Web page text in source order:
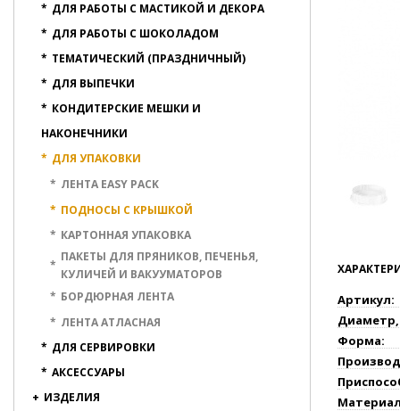
* ДЛЯ РАБОТЫ С МАСТИКОЙ И ДЕКОРА
* ДЛЯ РАБОТЫ С ШОКОЛАДОМ
* ТЕМАТИЧЕСКИЙ (ПРАЗДНИЧНЫЙ)
* ДЛЯ ВЫПЕЧКИ
* КОНДИТЕРСКИЕ МЕШКИ И
НАКОНЕЧНИКИ
* ДЛЯ УПАКОВКИ
* ЛЕНТА EASY PACK
* ПОДНОСЫ С КРЫШКОЙ
* КАРТОННАЯ УПАКОВКА
*
ПАКЕТЫ ДЛЯ ПРЯНИКОВ, ПЕЧЕНЬЯ,
КУЛИЧЕЙ И ВАКУУМАТОРОВ
* БОРДЮРНАЯ ЛЕНТА
* ЛЕНТА АТЛАСНАЯ
* ДЛЯ СЕРВИРОВКИ
* АКСЕССУАРЫ
+ ИЗДЕЛИЯ
Артикул:
Форма: